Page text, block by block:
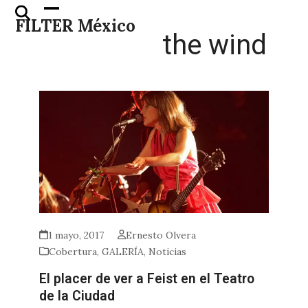
Skip
FILTER México
Open
mobile
Close
mobile
the wind
1 mayo, 2017
Ernesto Olvera
Cobertura,GALERÍA, Noticias
El placer de ver a Feist en el Teatro
de la Ciudad